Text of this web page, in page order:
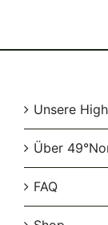
Unsere
Über
FAQ